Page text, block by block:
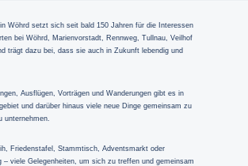
Wöhrd setzt sich seit bald 150 Jahren für die Interessen
bei Wöhrd, Marienvorstadt, Rennweg, Tullnau, Veilhof
trägt dazu bei, dass sie auch in Zukunft lebendig und
Ausflügen, Vorträgen und Wanderungen gibt es in
und darüber hinaus viele neue Dinge gemeinsam zu
unternehmen.
Friedenstafel, Stammtisch, Adventsmarkt oder
– viele Gelegenheiten, um sich zu treffen und gemeinsam